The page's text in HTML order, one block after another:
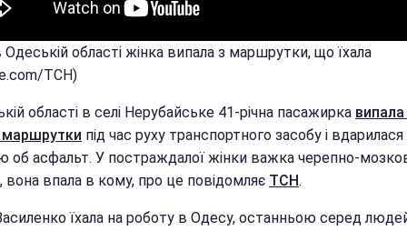
Одеській області жінка випала з маршрутки, що їхала
ТСН)
області в селі Нерубайське 41-річна пасажирка випала
маршрутки під час руху транспортного засобу і вдарилася
об асфальт. У постраждалої жінки важка черепно-
вона впала в кому, про це повідомляє ТСН.
їхала на роботу в Одесу, останньою серед